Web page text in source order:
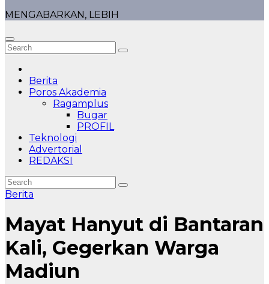
MENGABARKAN, LEBIH
Berita
Poros Akademia
Ragamplus
Bugar
PROFIL
Teknologi
Advertorial
REDAKSI
Berita
Mayat Hanyut di Bantaran
Kali, Gegerkan Warga
Madiun